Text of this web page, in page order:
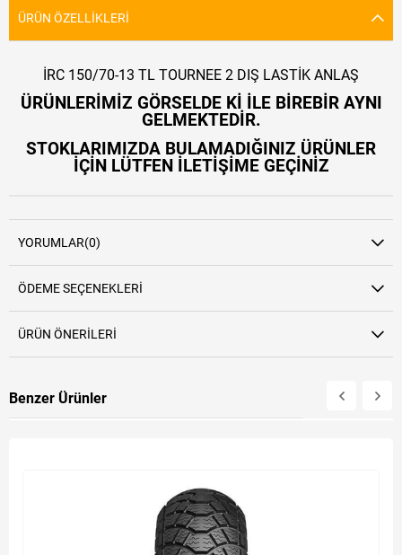
ÜRÜN ÖZELLIKLERI
İRC 150/70-13 TL TOURNEE 2 DIŞ LASTİK ANLAŞ
ÜRÜNLERİMİZ GÖRSELDE Kİ İLE BİREBİR AYNI
GELMEKTEDİR.
STOKLARIMIZDA BULAMADIĞINIZ ÜRÜNLER
İÇİN LÜTFEN İLETİŞİME GEÇİNİZ
YORUMLAR(0)
ÖDEME SEÇENEKLERI
ÜRÜN ÖNERILERI
Benzer Ürünler